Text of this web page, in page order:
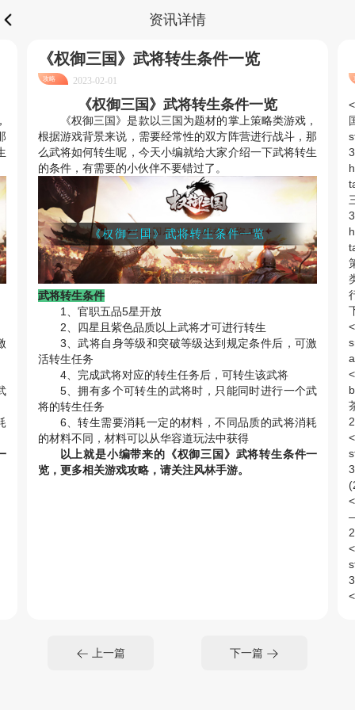
资讯详情
《权御三国》武将转生条件一览
攻略 2023-02-01
《权御三国》武将转生条件一览
《权御三国》是款以三国为题材的掌上策略类游戏，
根据游戏背景来说，需要经常性的双方阵营进行战斗，那
么武将如何转生呢，今天小编就给大家介绍一下武将转生
的条件，有需要的小伙伴不要错过了。
武将转生条件
1、官职五品5星开放
2、四星且紫色品质以上武将才可进行转生
3、武将自身等级和突破等级达到规定条件后，可激
活转生任务
4、完成武将对应的转生任务后，可转生该武将
5、拥有多个可转生的武将时，只能同时进行一个武
将的转生任务
6、转生需要消耗一定的材料，不同品质的武将消耗
的材料不同，材料可以从华容道玩法中获得
以上就是小编带来的《权御三国》武将转生条件一
览，更多相关游戏攻略，请关注风林手游。
上一篇 下一篇